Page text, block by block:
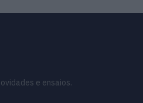
e ensaios.